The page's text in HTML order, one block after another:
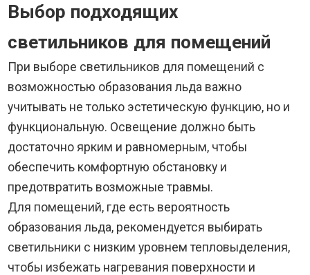
Выбор подходящих
светильников для помещений
При выборе светильников для помещений с
возможностью образования льда важно
учитывать не только эстетическую функцию, но и
функциональную. Освещение должно быть
достаточно ярким и равномерным, чтобы
обеспечить комфортную обстановку и
предотвратить возможные травмы.
Для помещений, где есть вероятность
образования льда, рекомендуется выбирать
светильники с низким уровнем тепловыделения,
чтобы избежать нагревания поверхности и